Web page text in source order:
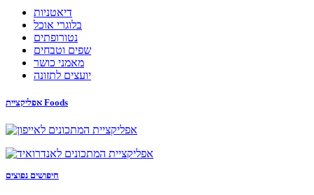
דיאטניות
בלוגרי אוכל
נטורופתים
שפים וטבחים
מאמני כושר
יועצים לתזונה
אפליקציית Foods
חיפושים נפוצים